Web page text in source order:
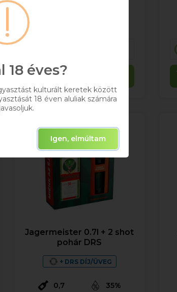
Kosárba
Jagermeister 0.7l + 2 shot
pohár DRS
+ DRS DÍJ/ÜVEG
0,7 35%
18 éves?
kulturált keretek között
18 éven aluliak számára
Igen, elmúltam